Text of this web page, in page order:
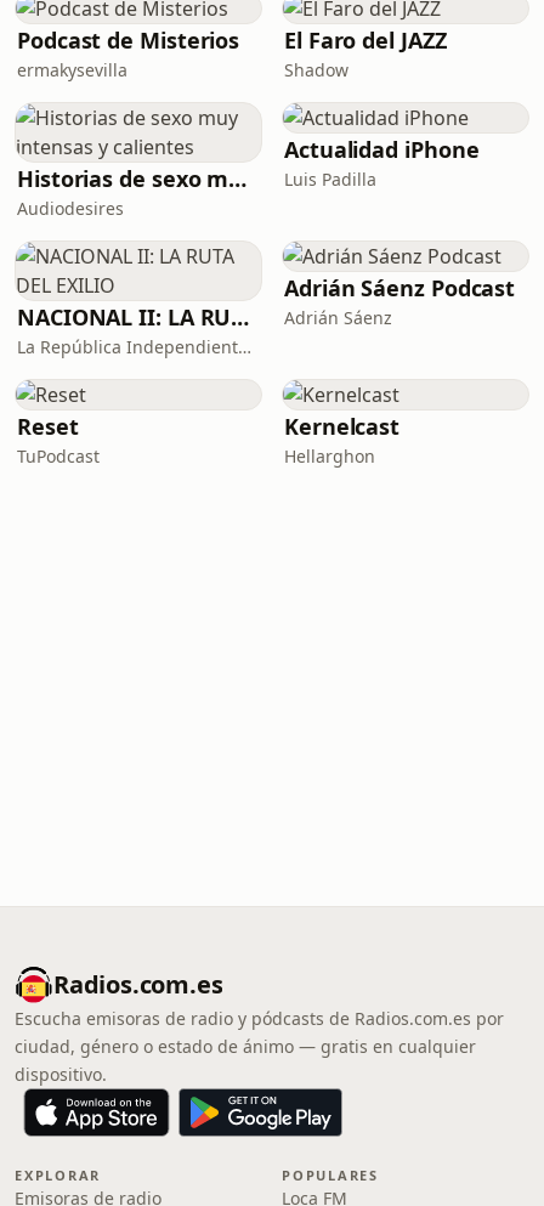
Podcast de Misterios
ermakysevilla
El Faro del JAZZ
Shadow
Historias de sexo muy intensas y calientes
Audiodesires
Actualidad iPhone
Luis Padilla
NACIONAL II: LA RUTA DEL EXILIO
La República Independiente de la Radio
Adrián Sáenz Podcast
Adrián Sáenz
Reset
TuPodcast
Kernelcast
Hellarghon
Radios.com.es
Escucha emisoras de radio y pódcasts de Radios.com.es por
ciudad, género o estado de ánimo — gratis en cualquier
dispositivo.
EXPLORAR
Emisoras de radio
POPULARES
Loca FM